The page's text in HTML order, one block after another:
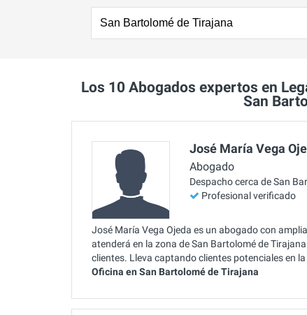
Los 10 Abogados expertos en
San
José María Vega
Abogado
Despacho cerca de San
Profesional verificado
José María Vega Ojeda es un abogado con
atenderá en la zona de San Bartolomé de
clientes. Lleva captando clientes potenciales en
Oficina en San Bartolomé de Tirajana